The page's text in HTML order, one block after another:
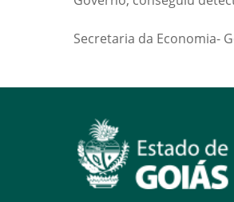
Secretaria da Economia-